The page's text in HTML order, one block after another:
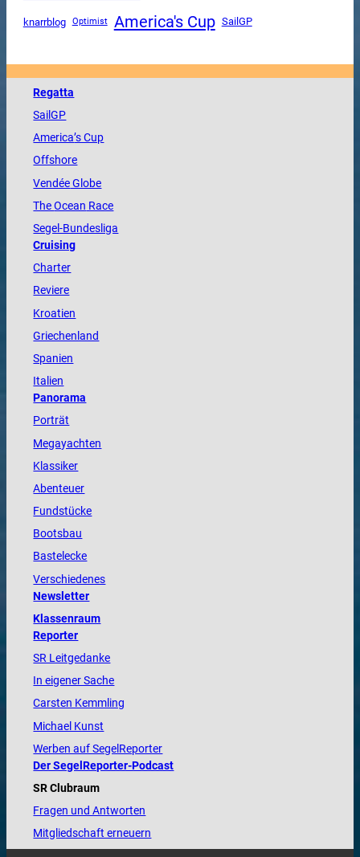
knarrblog Optimist America's Cup SailGP
Regatta
SailGP
America’s Cup
Offshore
VendéeGlobe
TheOcean Race
Segel-Bundesliga
Cruising
Charter
Reviere
Kroatien
Griechenland
Spanien
Italien
Panorama
Porträt
Megayachten
Klassiker
Abenteuer
Fundstücke
Bootsbau
Bastelecke
Verschiedenes
Newsletter
Klassenraum
Reporter
SR Leitgedanke
In eigener Sache
Carsten Kemmling
Michael Kunst
Werben auf SegelReporter
Der SegelReporter-Podcast
SR Clubraum
Fragen und Antworten
Mitgliedschaft erneuern